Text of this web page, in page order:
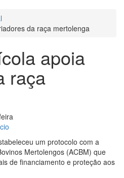
da raça mertolenga
apoia
raça
um protocolo com a
Mertolengos (ACBM) que
de financiamento e proteção aos